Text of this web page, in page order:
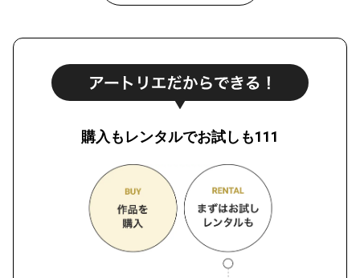
購入もレンタルでお試しも111